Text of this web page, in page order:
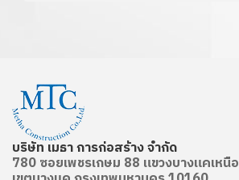
บริษัท เมธา การก่อสร้าง จำกัด
780 ซอยเพชรเกษม 88 แขวงบางแคเหนือ